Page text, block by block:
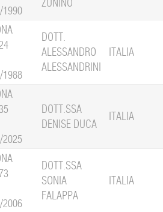
ZUNINO
DOTT.
ALESSANDRO
ALESSANDRINI
ITALIA
DOTT.SSA
DENISE DUCA
ITALIA
DOTT.SSA
SONIA
FALAPPA
ITALIA